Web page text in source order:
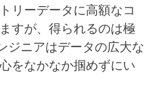
リーデータに高額なコ
すが、得られるのは極
ジニアはデータの広大な
をなかなか掴めずにい